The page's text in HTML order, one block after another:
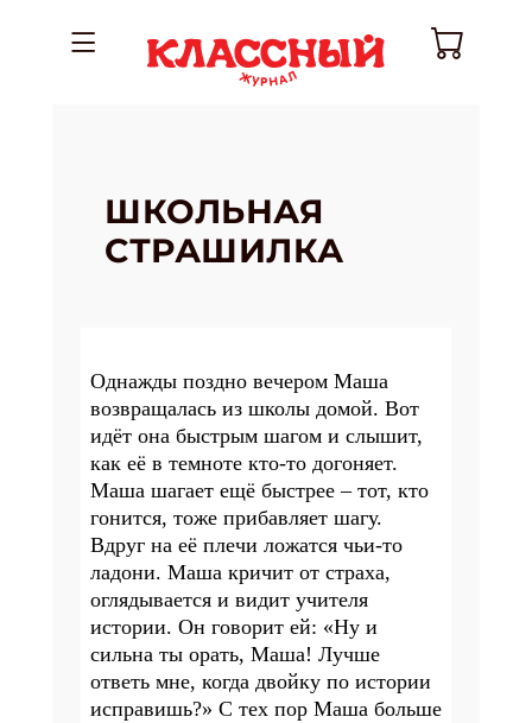
ШКОЛЬНАЯ
СТРАШИЛКА
Однажды поздно вечером Маша
возвращалась из школы домой. Вот
идёт она быстрым шагом и слышит,
как её в темноте кто-то догоняет.
Маша шагает ещё быстрее – тот, кто
гонится, тоже прибавляет шагу.
Вдруг на её плечи ложатся чьи-то
ладони. Маша кричит от страха,
оглядывается и видит учителя
истории. Он говорит ей: «Ну и
сильна ты орать, Маша! Лучше
ответь мне, когда двойку по истории
исправишь?» С тех пор Маша больше